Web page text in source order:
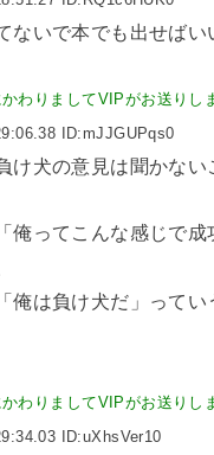
ないで本でも出せばい
わりましてVIPがお送りし
ID:mJJGUPqs0
け犬の意見は聞かない
俺ってこんな感じで成
俺は負け犬だ」ってい
わりましてVIPがお送りし
ID:uXhsVer10